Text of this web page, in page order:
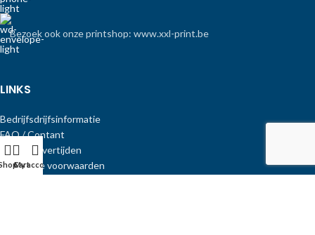
Bezoek ook onze printshop: www.xxl-print.be
LINKS
Bedrijfsdrijfsinformatie
FAQ / Contant
Bezorg/levertijden
Algemene voorwaarden
Cart
My account